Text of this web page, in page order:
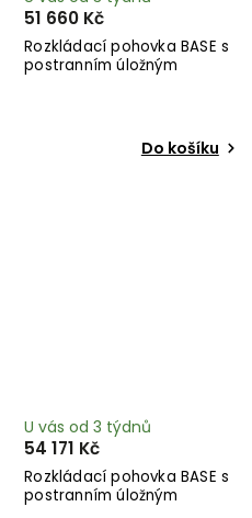
Rozkládací pohovka BASE s
postranním úložným
51 660 Kč
Do košíku
Rozkládací pohovka BASE s
postranním úložným
U vás od 3 týdnů
54 171 Kč